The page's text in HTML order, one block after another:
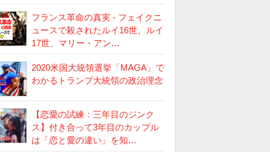
フランス革命の真実 - フェイクニ
ュースで殺されたルイ16世、ルイ
17世、マリー・アン…
2020米国大統領選挙「MAGA」で
わかるトランプ大統領の政治理念
【恋愛の試練：三年目のジンク
ス】付き合って3年目のカップル
は「恋と愛の違い」を知…